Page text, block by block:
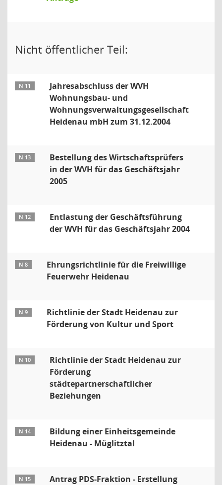
Nicht öffentlicher Teil:
N 11
Jahresabschluss der WVH
Wohnungsbau- und
Wohnungsverwaltungsgesellschaft
Heidenau mbH zum 31.12.2004
N 13
Bestellung des Wirtschaftsprüfers
in der WVH für das Geschäftsjahr
2005
N 12
Entlastung der Geschäftsführung
der WVH für das Geschäftsjahr 2004
N 8
Ehrungsrichtlinie für die Freiwillige
Feuerwehr Heidenau
N 9
Richtlinie der Stadt Heidenau zur
Förderung von Kultur und Sport
N 10
Richtlinie der Stadt Heidenau zur
Förderung
städtepartnerschaftlicher
Beziehungen
N 14
Bildung einer Einheitsgemeinde
Heidenau - Müglitztal
N 15 Antrag PDS-Fraktion - Erstellung